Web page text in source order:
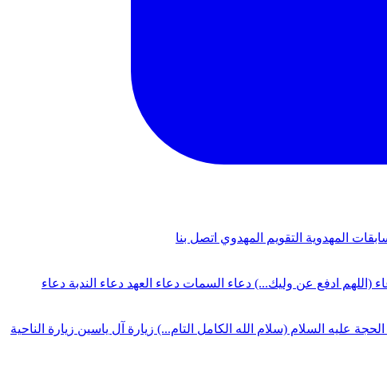
المهدوية التقويم المهدوي اتصل بنا
(اللهم ادفع عن وليك...) دعاء السمات دعاء العهد دعاء الندبة دعاء
الحجة عليه السلام (سلام الله الكامل التام...) زيارة آل ياسين زيارة الناحية